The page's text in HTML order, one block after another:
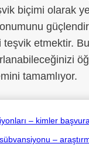
biçimi olarak
teşvik etmektir.
tamamlıyor.
– kimler
–